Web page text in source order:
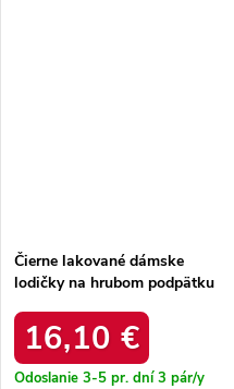
Čierne lakované dámske
lodičky na hrubom podpätku
16,10 €
Odoslanie 3-5 pr. dní3 pár/y